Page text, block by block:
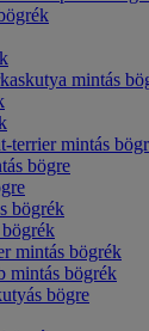
mintás
terrier mintás
bögre
bögrék
mintás bögrék
mintás bögrék
bögre